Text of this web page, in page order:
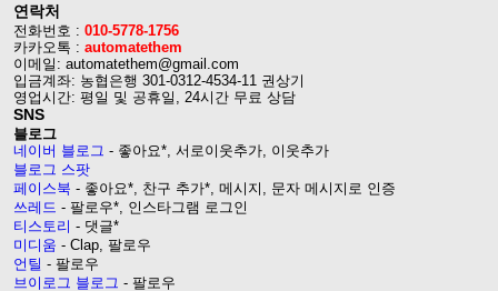
연락처
전화번호 : 010-5778-1756
카카오톡 : automatethem
이메일: automatethem@gmail.com
입금계좌: 농협은행 301-0312-4534-11 권상기
영업시간: 평일 및 공휴일, 24시간 무료 상담
SNS
블로그
네이버 블로그 - 좋아요*, 서로이웃추가, 이웃추가
블로그 스팟
페이스북 - 좋아요*, 찬구 추가*, 메시지, 문자 메시지로 인증
쓰레드 - 팔로우*, 인스타그램 로그인
티스토리 - 댓글*
미디움 - Clap, 팔로우
언틸 - 팔로우
브이로그 블로그 - 팔로우